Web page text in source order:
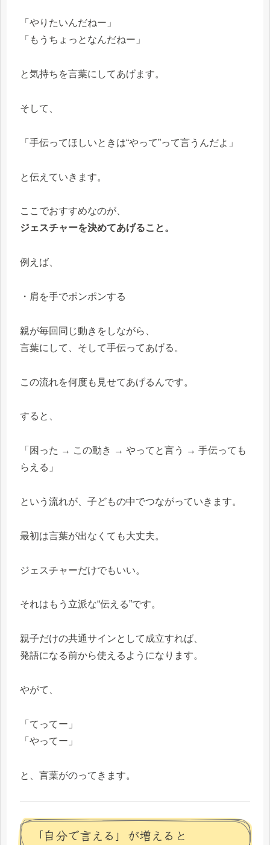
「やりたいんだねー」
「もうちょっとなんだねー」
と気持ちを言葉にしてあげます。
そして、
「手伝ってほしいときは“やって”って言うんだよ」
と伝えていきます。
ここでおすすめなのが、
ジェスチャーを決めてあげること。
例えば、
・肩を手でポンポンする
親が毎回同じ動きをしながら、
言葉にして、そして手伝ってあげる。
この流れを何度も見せてあげるんです。
すると、
「困った → この動き → やってと言う → 手伝っても
らえる」
という流れが、子どもの中でつながっていきます。
最初は言葉が出なくても大丈夫。
ジェスチャーだけでもいい。
それはもう立派な“伝える”です。
親子だけの共通サインとして成立すれば、
発語になる前から使えるようになります。
やがて、
「てってー」
「やってー」
と、言葉がのってきます。
「自分で言える」が増えると